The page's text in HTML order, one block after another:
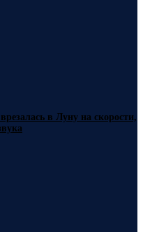
в Луну на скорости,